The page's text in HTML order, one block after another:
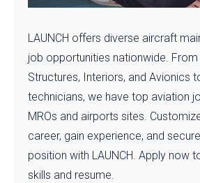
LAUNCH offers diverse aircraft
job opportunities nationwide. From
Structures, Interiors, and Avionics
technicians, we have top aviation
MROs and airports sites.
career, gain experience, and
position with LAUNCH. Apply now
skills and resume.